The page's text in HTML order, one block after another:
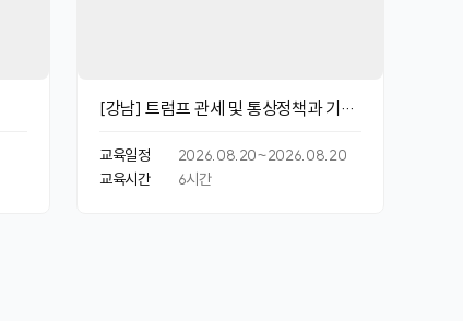
[강남] 트럼프 관세 및 통상정책과 기업
교육일정
2026.08.20~2026.08.20
교육시간
6시간